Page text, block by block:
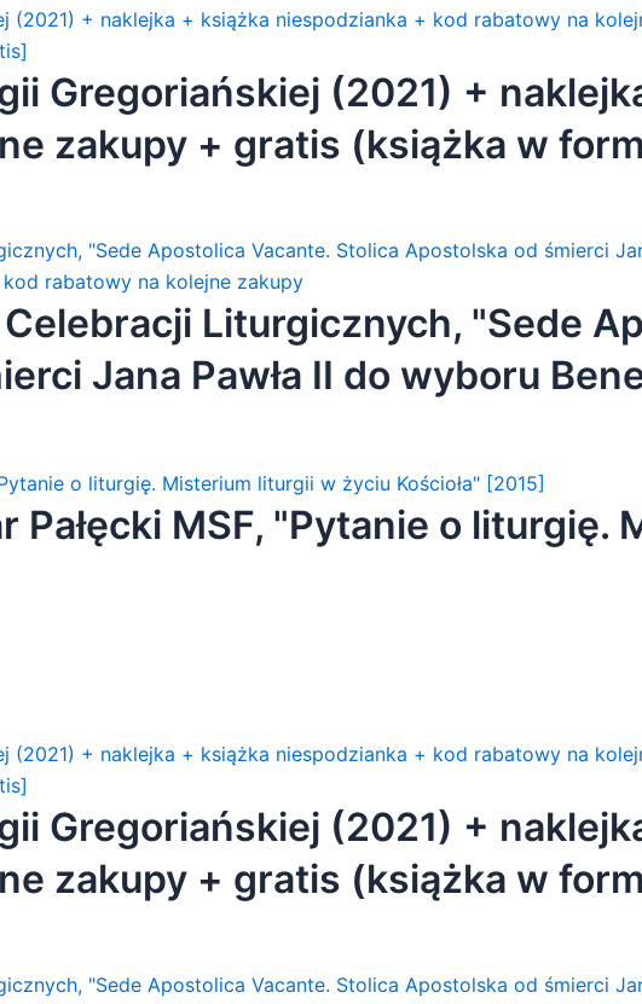
Gregoriańskiej (2021) +
zakupy + gratis (książka w
+ gratis]
Liturgicznych, "Sede
Jana Pawła II do wyboru
+ kod rabatowy na
Pałęcki MSF, "Pytanie o
Gregoriańskiej (2021) +
zakupy + gratis (książka w
+ gratis]